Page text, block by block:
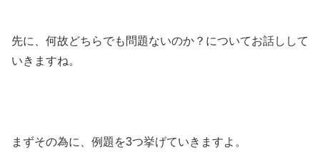
先に、何故どちらでも問題ないのか？についてお話しして
いきますね。
まずその為に、例題を3つ挙げていきますよ。